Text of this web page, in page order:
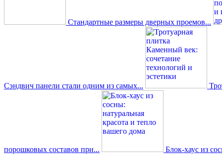
Стандартные размеры дверных проемов...
Сэндвич панели стали одним из самых...
порошковых составов при... Блок-хаус из